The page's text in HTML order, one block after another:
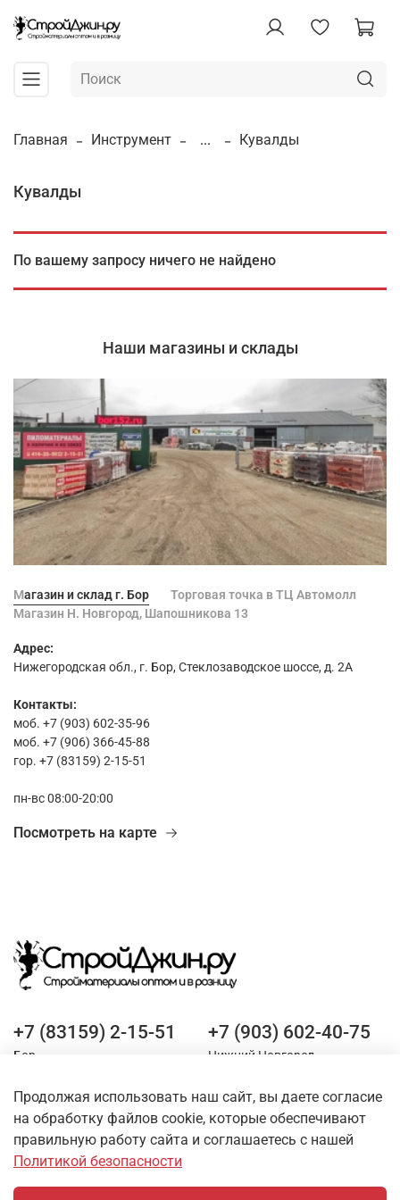
Главная Инструмент ... Кувалды
Кувалды
По вашему запросу ничего не найдено
Наши магазины и склады
Магазин и склад г. Бор
Торговая точка в ТЦ Автомолл
Магазин Н. Новгород, Шапошникова 13
Адрес:
Нижегородская обл., г. Бор, Стеклозаводское шоссе, д. 2А
Контакты:
моб. +7 (903) 602-35-96
моб. +7 (906) 366-45-88
гор. +7 (83159) 2-15-51
пн-вс 08:00-20:00
Посмотреть на карте
+7 (83159) 2-15-51
Бор
+7 (903) 602-40-75
Нижний Новгород
Оставайтесь на связи
Продолжая использовать наш сайт, вы даете согласие
на обработку файлов cookie, которые обеспечивают
правильную работу сайта и соглашаетесь с нашей
Политикой безопасности